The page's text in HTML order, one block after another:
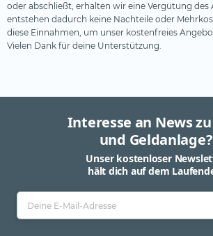
oder abschließt, erhalten wir eine Vergütung des
entstehen dadurch keine Nachteile oder
diese Einnahmen, um unser kostenfreies
Vielen Dank für deine Unterstützung.
Interesse an News zu
und Geldanlage?
Unser kostenloser
hält dich auf dem